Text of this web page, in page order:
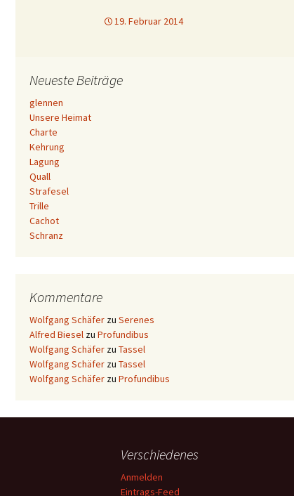
19. Februar 2014
Neueste Beiträge
glennen
Unsere Heimat
Charte
Kehrung
Lagung
Quall
Strafesel
Trille
Cachot
Schranz
Kommentare
Wolfgang Schäfer zu Serenes
Alfred Biesel zu Profundibus
Wolfgang Schäfer zu Tassel
Wolfgang Schäfer zu Tassel
Wolfgang Schäfer zu Profundibus
Verschiedenes
Anmelden
Eintrags-Feed